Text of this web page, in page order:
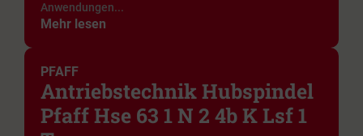
Anwendungen...
Mehr lesen
PFAFF
Antriebstechnik Hubspindel
Pfaff Hse 63 1 N 2 4b K Lsf 1